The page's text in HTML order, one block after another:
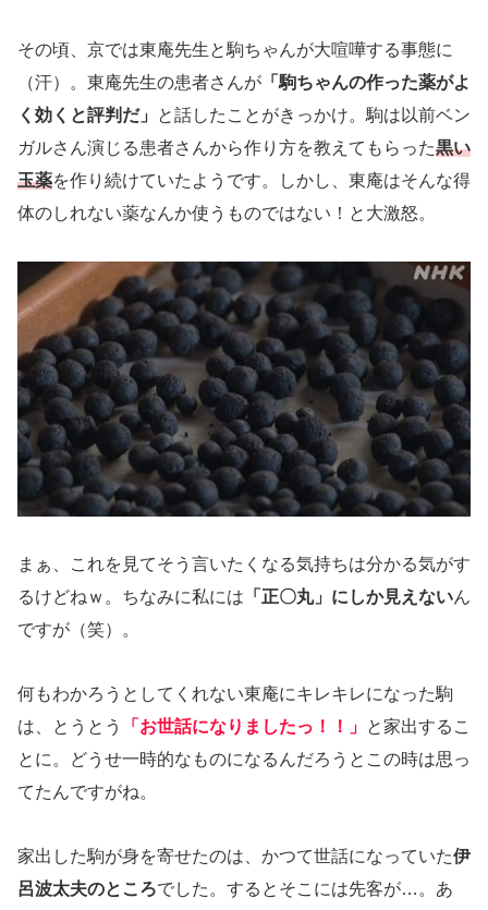
その頃、京では東庵先生と駒ちゃんが大喧嘩する事態に
（汗）。東庵先生の患者さんが 「駒ちゃんの作った薬がよ
く効くと評判だ」
と話したことがきっかけ。駒は以前ベン
ガルさん演じる患者さんから作り方を教えてもらった黒い
玉薬を作り続けていたようです。しかし、東庵はそんな得
体のしれない薬なんか使うものではない！と大激怒。
まぁ、これを見てそう言いたくなる気持ちは分かる気がす
るけどねｗ。ちなみに私には 「正〇丸」にしか見えないん
ですが（笑）。
何もわかろうとしてくれない東庵にキレキレになった駒
は、とうとう
「お世話になりましたっ！！」 と家出するこ
とに。どうせ一時的なものになるんだろうとこの時は思っ
てたんですがね。
家出した駒が身を寄せたのは、かつて世話になっていた伊
呂波太夫のところでした。するとそこには先客が…。あ